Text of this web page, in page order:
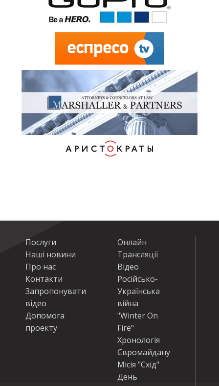
Послуги
Наші новини
Про нас
Контакти
Запропонувати
відео
Допомога
проекту
Онлайн
Трансляції
Відео
Російсько-
Українська
війна
"Winter On
Fire"
Хронологія
Євромайдану
Місія "Схід"
День